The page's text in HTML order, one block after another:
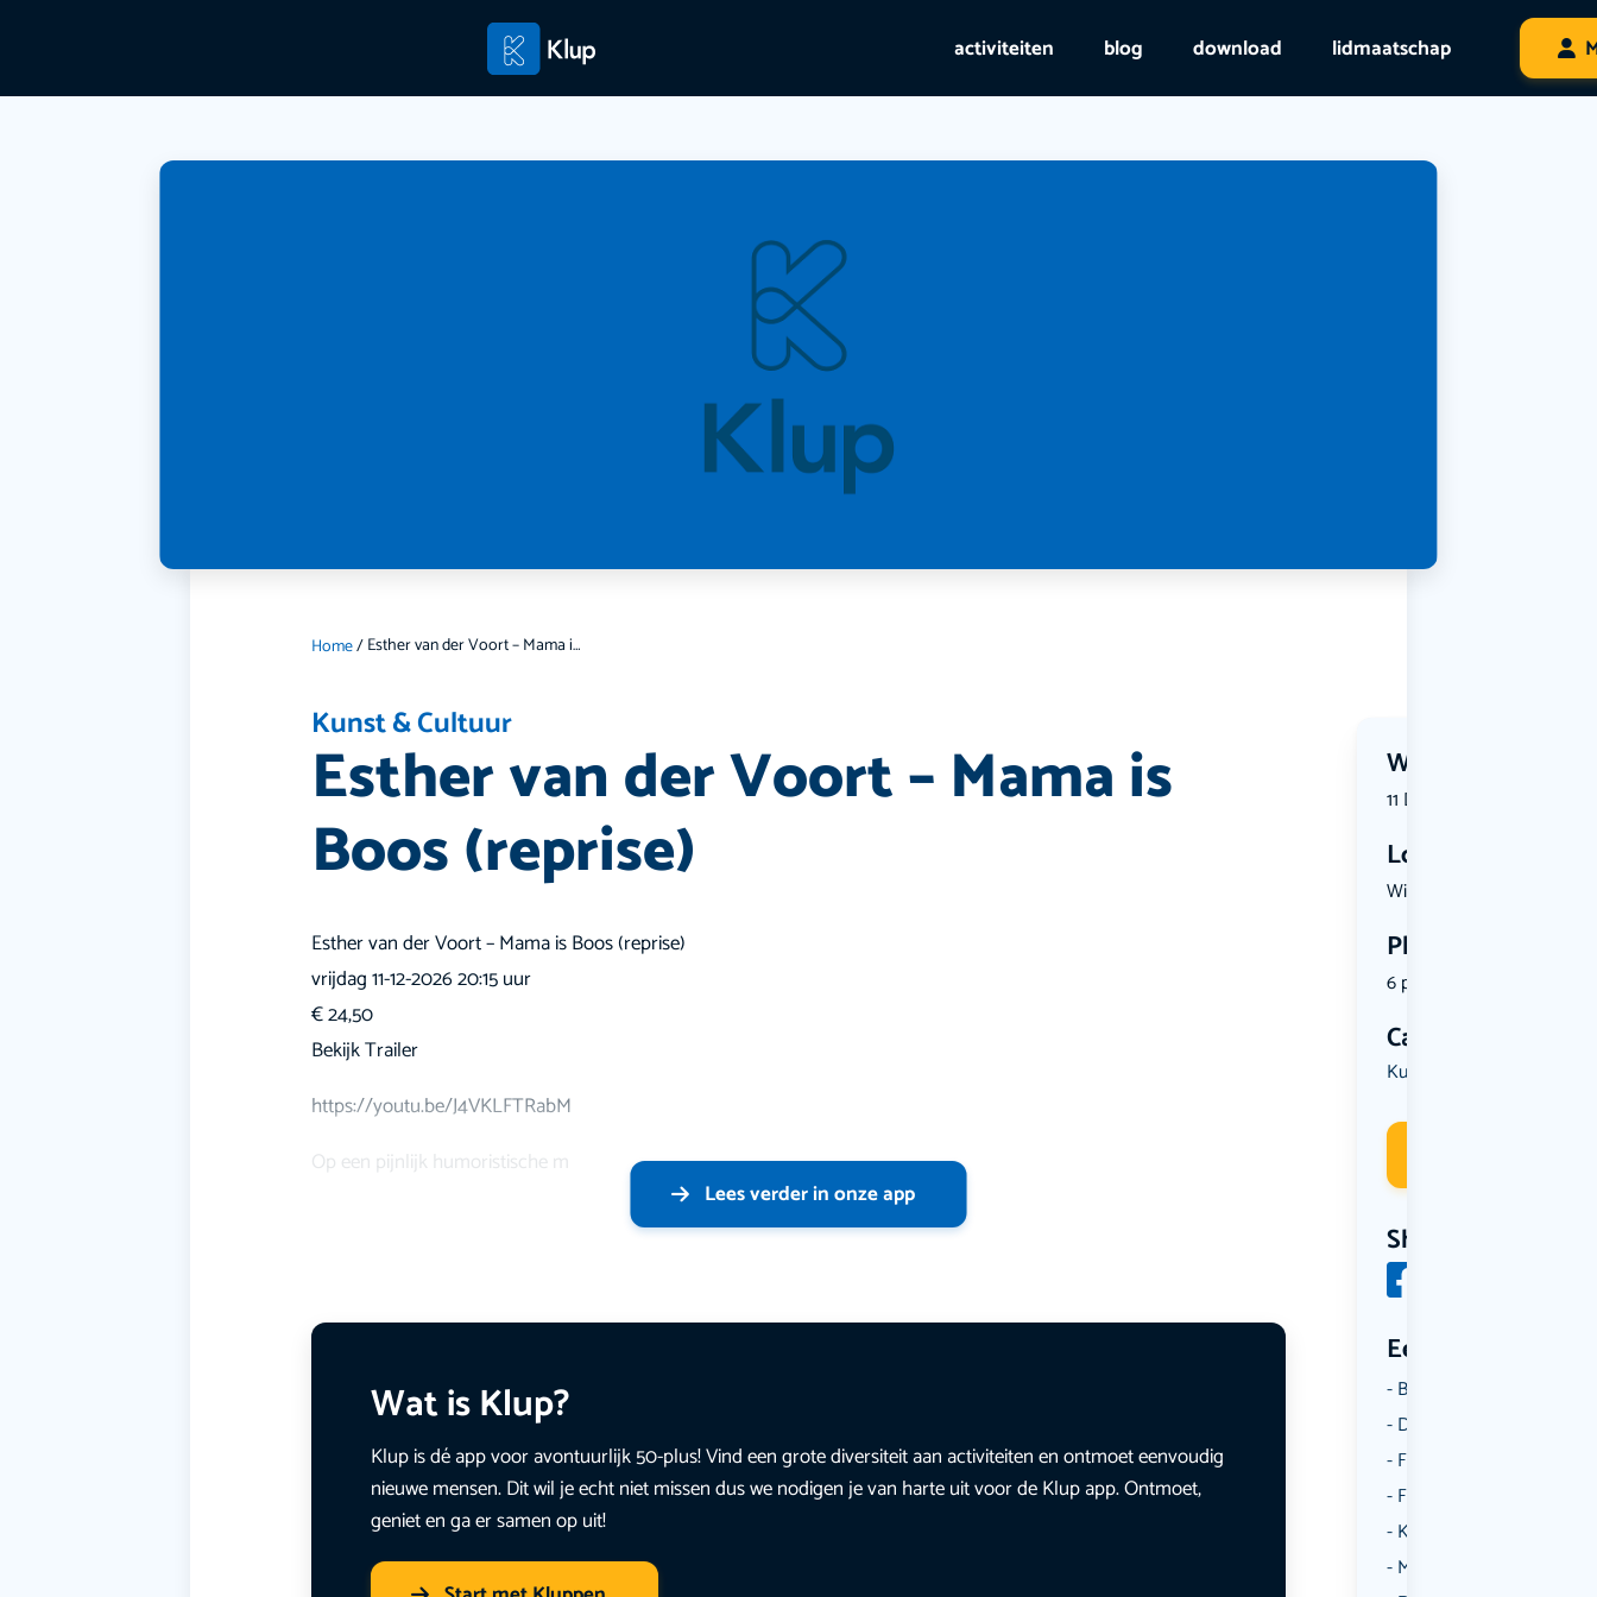
activiteiten blog download lidmaatschap
Home/ Esther van der Voort – Mama is Boos (reprise)
Kunst & Cultuur
Esther van der Voort – Mama is
Boos (reprise)
Wanneer?
11 December 2026 | 20:15
Locatie
Willibrord...
Plekken
6 plekken beschikbaar
Categorie
Kunst & Cultuur
Share
Een aantal
Borrelen
Dansen
Fietsen
Film
Kunst & Cultuur
Muziek
Esther van der Voort – Mama is Boos (reprise)
vrijdag 11-12-2026 20:15 uur
€ 24,50
Bekijk Trailer
https://youtu.be/J4VKLFTRabM
Op een pijnlijk humoristische m
Lees verder in onze app
Wat is Klup?
Klup is dé app voor avontuurlijk 50-plus! Vind een grote diversiteit aan activiteiten en ontmoet eenvoudig
nieuwe mensen. Dit wil je echt niet missen dus we nodigen je van harte uit voor de Klup app. Ontmoet,
geniet en ga er samen op uit!